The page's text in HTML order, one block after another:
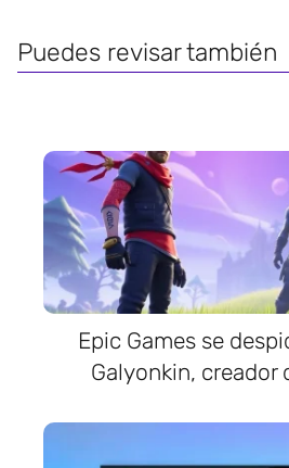
Puedes revisar también
Epic Games se
Galyonkin, creador